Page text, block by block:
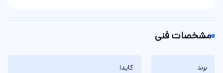
مشخصات فنی
برند کایدا